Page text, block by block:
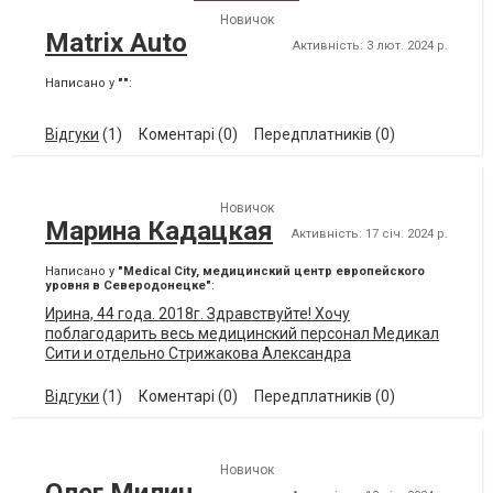
Новичок
Matrix Auto Активність: 3 лют. 2024 р.
Написано у "":
Відгуки (1) Коментарі (0) Передплатників (0)
Новичок
Марина Кадацкая Активність: 17 січ. 2024 р.
Написано у "Medical Сity, медицинский центр европейского
уровня в Северодонецке":
Ирина, 44 года. 2018г. Здравствуйте! Хочу
поблагодарить весь медицинский персонал Медикал
Сити и отдельно Стрижакова Александра
высокий уровень профессионализма. У меня был
медиицинскому персоналу за человеческое,
Відгуки (1) Коментарі (0) Передплатників (0)
Новичок